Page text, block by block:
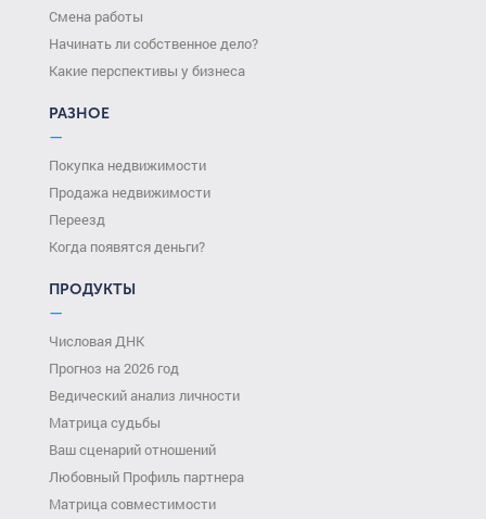
Смена работы
Начинать ли собственное дело?
Какие перспективы у бизнеса
РАЗНОЕ
—
Покупка недвижимости
Продажа недвижимости
Переезд
Когда появятся деньги?
ПРОДУКТЫ
—
Числовая ДНК
Прогноз на 2026 год
Ведический анализ личности
Матрица судьбы
Ваш сценарий отношений
Любовный Профиль партнера
Матрица совместимости